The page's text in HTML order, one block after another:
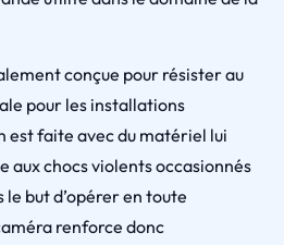
conçue pour résister au
pour les installations
est faite avec du matériel lui
chocs violents occasionnés
but d’opérer en toute
renforce donc